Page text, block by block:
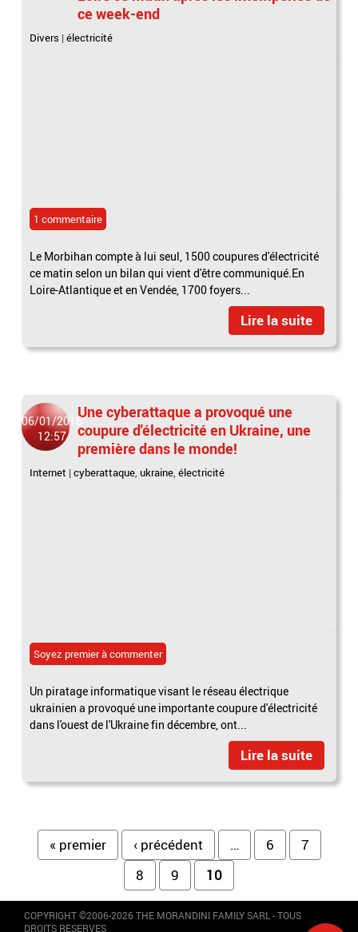
ce week-end
Divers |électricité
1 commentaire
Le Morbihan compte à lui seul, 1500 coupures d'électricité
ce matin selon un bilan qui vient d'être communiqué.En
Loire-Atlantique et en Vendée, 1700 foyers...
Lire la suite
06/01/2016
12:57
Une cyberattaque a provoqué une
coupure d'électricité en Ukraine, une
première dans le monde!
Internet |cyberattaque,ukraine,électricité
Soyez premier à commenter
Un piratage informatique visant le réseau électrique
ukrainien a provoqué une importante coupure d'électricité
dans l'ouest de l'Ukraine fin décembre, ont...
Lire la suite
Pages
« premier ‹ précédent … 6
7
8
9 10
COPYRIGHT ©2006-2026 THE MORANDINI FAMILY SARL - TOUS
DROITS RESERVES